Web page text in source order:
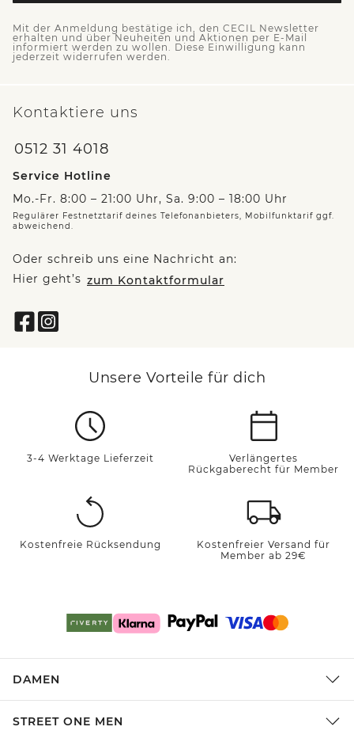
Mit der Anmeldung bestätige ich, den CECIL Newsletter
erhalten und über Neuheiten und Aktionen per E-Mail
informiert werden zu wollen. Diese Einwilligung kann
jederzeit widerrufen werden.
Kontaktiere uns
0512 31 4018
Service Hotline
Mo.-Fr. 8:00 – 21:00 Uhr, Sa. 9:00 – 18:00 Uhr
Regulärer Festnetztarif deines Telefonanbieters, Mobilfunktarif ggf.
abweichend.
Oder schreib uns eine Nachricht an:
Hier geht’s zum Kontaktformular
Unsere Vorteile für dich
3-4 Werktage Lieferzeit
Verlängertes
Rückgaberecht für Member
Kostenfreie Rücksendung
Kostenfreier Versand für
Member ab 29€
DAMEN
STREET ONE MEN